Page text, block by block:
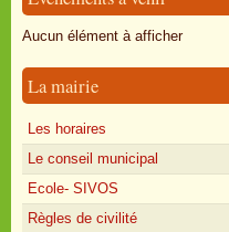
Oisly autrefois
Annonces
Aucun élément à afficher
La mairie
Les horaires
Le conseil municipal
Ecole- SIVOS
Règles de civilité